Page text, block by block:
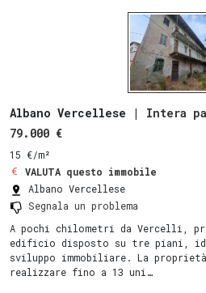
Albano Vercellese | Intera
79.000 €
15 €/m²
VALUTA questo immobile
Albano Vercellese
Segnala un problema
A pochi chilometri da Vercelli,
edificio disposto su tre piani,
sviluppo immobiliare. La
realizzare fino a 13 uni…